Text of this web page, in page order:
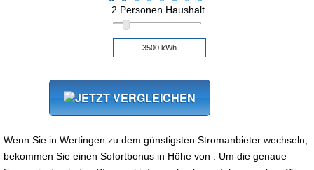
2 Personen Haushalt
Wenn Sie in Wertingen zu dem günstigsten Stromanbieter wechseln,
bekommen Sie einen Sofortbonus in Höhe von . Um die genaue